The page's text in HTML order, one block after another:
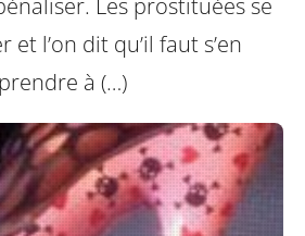
et l’on dit qu’il faut s’en
prendre à (…)